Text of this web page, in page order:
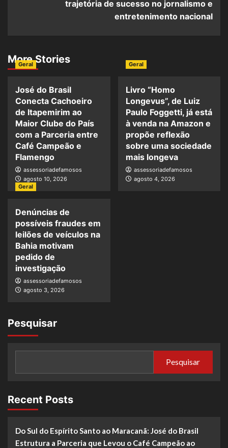
trajetória de sucesso no jornalismo e
entretenimento nacional
More Stories
Geral
José do Brasil
Conecta Cachoeiro
de Itapemirim ao
Maior Clube do País
com a Parceria entre
Café Campeão e
Flamengo
assessoriadefamosos
agosto 10, 2026
Geral
Livro “Homo
Longevus”, de Luiz
Paulo Foggetti, já está
à venda na Amazon e
propõe reflexão
sobre uma sociedade
mais longeva
assessoriadefamosos
agosto 4, 2026
Geral
Denúncias de
possíveis fraudes em
leilões de veículos na
Bahia motivam
pedido de
investigação
assessoriadefamosos
agosto 3, 2026
Pesquisar
Pesquisar
Recent Posts
Do Sul do Espírito Santo ao Maracanã: José do Brasil
Estrutura a Parceria que Levou o Café Campeão ao